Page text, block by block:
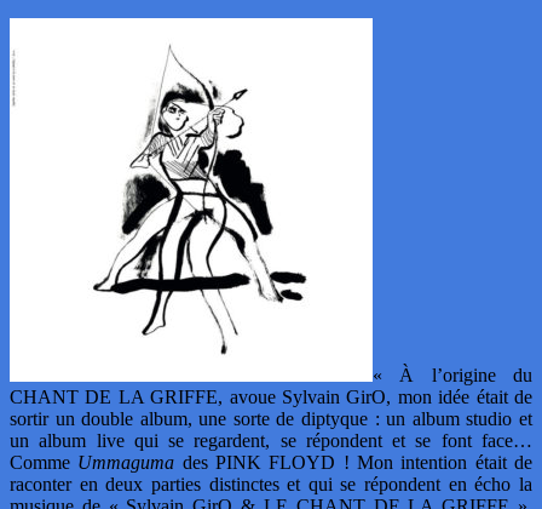
« À l’origine du
CHANT DE LA GRIFFE, avoue Sylvain GirO, mon idée était de
sortir un double album, une sorte de diptyque : un album studio et
un album live qui se regardent, se répondent et se font face…
Comme Ummaguma des PINK FLOYD ! Mon intention était de
raconter en deux parties distinctes et qui se répondent en écho la